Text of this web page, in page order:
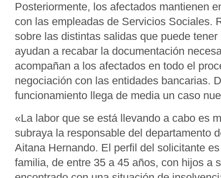
Posteriormente, los afectados mantienen
con las empleadas de Servicios Sociales.
sobre las distintas salidas que puede
ayudan a recabar la documentación
acompañan a los afectados en todo el
negociación con las entidades bancarias.
funcionamiento llega de media un caso
«La labor que se está llevando a cabo es
subraya la responsable del departamento
Aitana Hernando. El perfil del solicitante
familia, de entre 35 a 45 años, con hijos a